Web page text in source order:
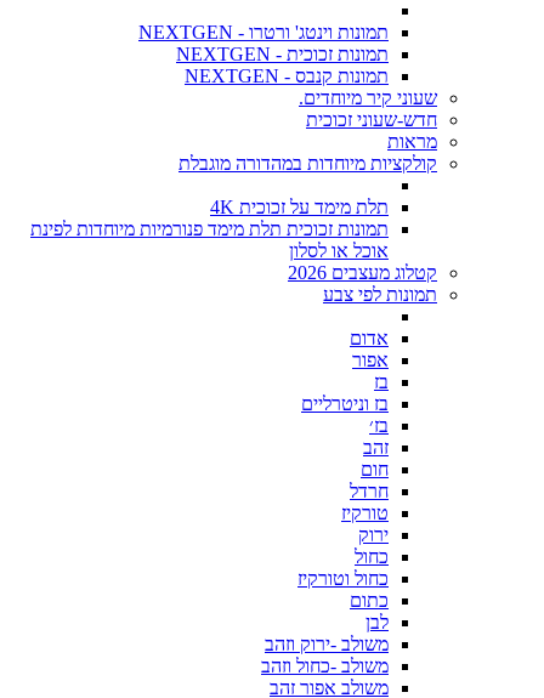
תמונות וינטג' ורטרו - NEXTGEN
תמונות זכוכית - NEXTGEN
תמונות קנבס - NEXTGEN
שעוני קיר מיוחדים.
חדש-שעוני זכוכית
מראות
קולקציות מיוחדות במהדורה מוגבלת
תלת מימד על זכוכית 4K
תמונות זכוכית תלת מימד פנורמיות מיוחדות לפינת
אוכל או לסלון
קטלוג מעצבים 2026
תמונות לפי צבע
אדום
אפור
בז
בז וניטרליים
בז׳
זהב
חום
חרדל
טורקיז
ירוק
כחול
כחול וטורקיז
כתום
לבן
משולב -ירוק וזהב
משולב -כחול וזהב
משולב אפור זהב